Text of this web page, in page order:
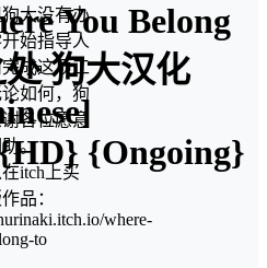
You Belong
狗大汉化
{Ongoing}
大没有办
始指导人
成这项工
如何，狗
各位愿意
。
itch上买
品：
where-
to